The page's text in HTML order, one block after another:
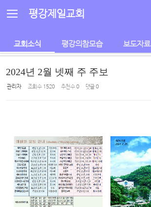
평강제일교회
교회소식 평강의참모습 보도자료
2024년 2월 넷째 주 주보
관리자 조회 수 1520 추천 수0 댓글0